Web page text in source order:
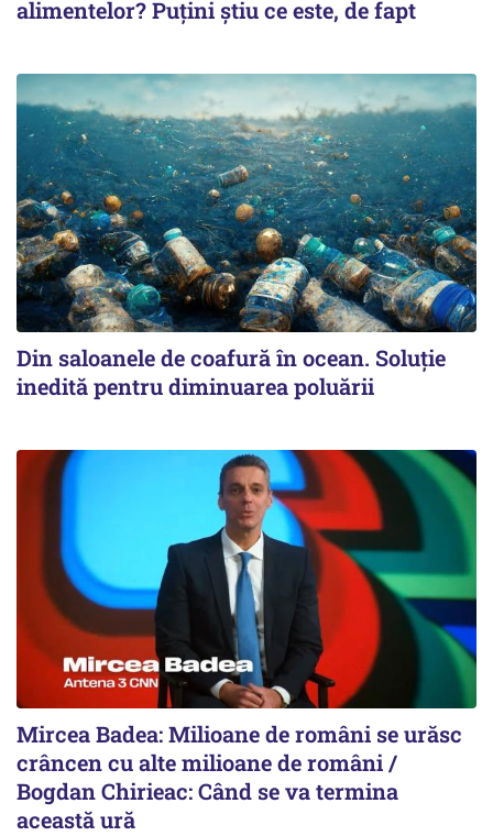
alimentelor? Puțini știu ce este, de fapt
Din saloanele de coafură în ocean. Soluție
inedită pentru diminuarea poluării
Mircea Badea: Milioane de români se urăsc
crâncen cu alte milioane de români /
Bogdan Chirieac: Când se va termina
această ură